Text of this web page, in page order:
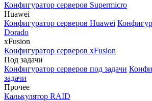
Конфигуратор серверов Supermicro
Huawei
Конфигуратор серверов Huawei
Dorado
xFusion
Конфигуратор серверов xFusion
Под задачи
Конфигуратор серверов под задачи
задачи
Прочее
Калькулятор RAID